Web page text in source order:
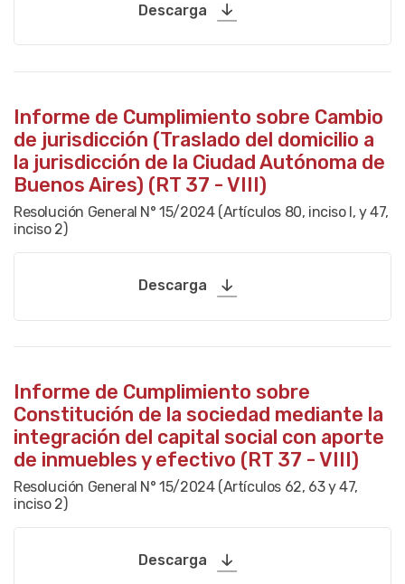
Descarga
Informe de Cumplimiento sobre Cambio
de jurisdicción (Traslado del domicilio a
la jurisdicción de la Ciudad Autónoma de
Buenos Aires) (RT 37 - VIII)
Resolución General N° 15/2024 (Artículos 80, inciso I, y 47,
inciso 2)
Descarga
Informe de Cumplimiento sobre
Constitución de la sociedad mediante la
integración del capital social con aporte
de inmuebles y efectivo (RT 37 - VIII)
Resolución General N° 15/2024 (Artículos 62, 63 y 47,
inciso 2)
Descarga